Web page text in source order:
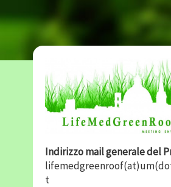
Indirizzo mail generale del
t